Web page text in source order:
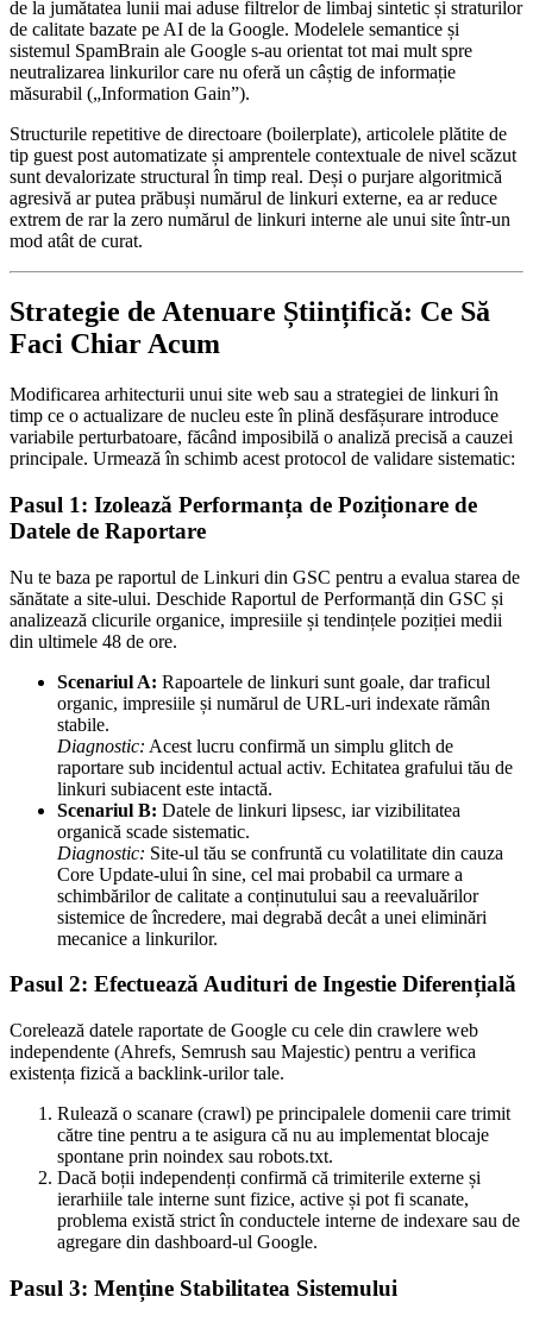
de la jumătatea lunii mai aduse filtrelor de limbaj sintetic și straturilor
de calitate bazate pe AI de la Google. Modelele semantice și
sistemul SpamBrain ale Google s-au orientat tot mai mult spre
neutralizarea linkurilor care nu oferă un câștig de informație
măsurabil („Information Gain”).
Structurile repetitive de directoare (boilerplate), articolele plătite de
tip guest post automatizate și amprentele contextuale de nivel scăzut
sunt devalorizate structural în timp real. Deși o purjare algoritmică
agresivă ar putea prăbuși numărul de linkuri externe, ea ar reduce
extrem de rar la zero numărul de linkuri interne ale unui site într-un
mod atât de curat.
Strategie de Atenuare Științifică: Ce Să
Faci Chiar Acum
Modificarea arhitecturii unui site web sau a strategiei de linkuri în
timp ce o actualizare de nucleu este în plină desfășurare introduce
variabile perturbatoare, făcând imposibilă o analiză precisă a cauzei
principale. Urmează în schimb acest protocol de validare sistematic:
Pasul 1: Izolează Performanța de Poziționare de
Datele de Raportare
Nu te baza pe raportul de Linkuri din GSC pentru a evalua starea de
sănătate a site-ului. Deschide Raportul de Performanță din GSC și
analizează clicurile organice, impresiile și tendințele poziției medii
din ultimele 48 de ore.
Scenariul A: Rapoartele de linkuri sunt goale, dar traficul
organic, impresiile și numărul de URL-uri indexate rămân
stabile.
Diagnostic: Acest lucru confirmă un simplu glitch de
raportare sub incidentul actual activ. Echitatea grafului tău de
linkuri subiacent este intactă.
Scenariul B: Datele de linkuri lipsesc, iar vizibilitatea
organică scade sistematic.
Diagnostic: Site-ul tău se confruntă cu volatilitate din cauza
Core Update-ului în sine, cel mai probabil ca urmare a
schimbărilor de calitate a conținutului sau a reevaluărilor
sistemice de încredere, mai degrabă decât a unei eliminări
mecanice a linkurilor.
Pasul 2: Efectuează Audituri de Ingestie Diferențială
Corelează datele raportate de Google cu cele din crawlere web
independente (Ahrefs, Semrush sau Majestic) pentru a verifica
existența fizică a backlink-urilor tale.
Rulează o scanare (crawl) pe principalele domenii care trimit
către tine pentru a te asigura că nu au implementat blocaje
spontane prin noindex sau robots.txt.
Dacă boții independenți confirmă că trimiterile externe și
ierarhiile tale interne sunt fizice, active și pot fi scanate,
problema există strict în conductele interne de indexare sau de
agregare din dashboard-ul Google.
Pasul 3: Menține Stabilitatea Sistemului